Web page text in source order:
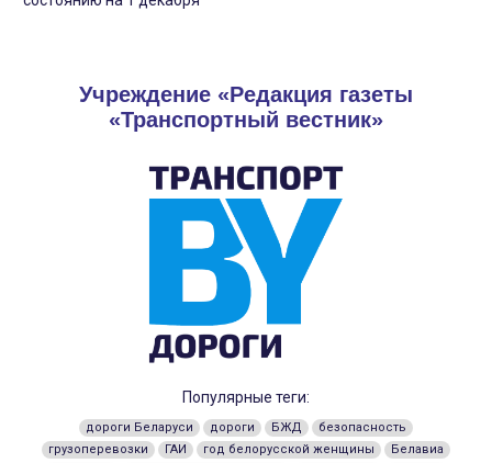
Учреждение «Редакция газеты
«Транспортный вестник»
Популярные теги:
дороги Беларуси дороги БЖД
безопасность
грузоперевозки
ГАИ год белорусской женщины
Белавиа